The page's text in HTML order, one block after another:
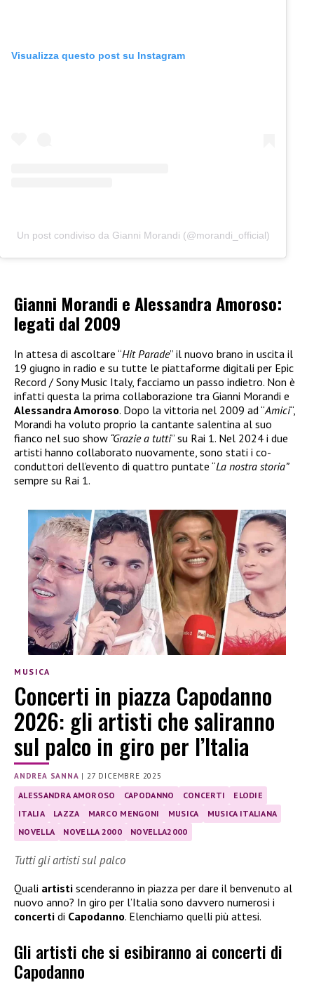
Visualizza questo post su Instagram
Un post condiviso da Gianni Morandi (@morandi_official)
Gianni Morandi e Alessandra Amoroso:
legati dal 2009
In attesa di ascoltare “Hit Parade” il nuovo brano in uscita il
19 giugno in radio e su tutte le piattaforme digitali per Epic
Record / Sony Music Italy, facciamo un passo indietro. Non è
infatti questa la prima collaborazione tra Gianni Morandi e
Alessandra Amoroso. Dopo la vittoria nel 2009 ad “Amici“,
Morandi ha voluto proprio la cantante salentina al suo
fianco nel suo show “Grazie a tutti” su Rai 1. Nel 2024 i due
artisti hanno collaborato nuovamente, sono stati i co-
conduttori dell’evento di quattro puntate “La nostra storia”
sempre su Rai 1.
MUSICA
Concerti in piazza Capodanno
2026: gli artisti che saliranno
sul palco in giro per l’Italia
ANDREA SANNA |27 DICEMBRE 2025
ALESSANDRA AMOROSO CAPODANNO CONCERTI
ELODIE
ITALIA
LAZZA MARCO MENGONI MUSICA
MUSICA ITALIANA
NOVELLA
NOVELLA 2000 NOVELLA2000
Tutti gli artisti sul palco
Quali artisti scenderanno in piazza per dare il benvenuto al
nuovo anno? In giro per l’Italia sono davvero numerosi i
concerti di Capodanno. Elenchiamo quelli più attesi.
Gli artisti che si esibiranno ai concerti di
Capodanno